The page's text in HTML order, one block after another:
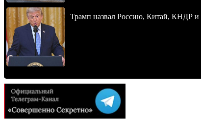
Трамп назвал Россию, Китай, КНДР и